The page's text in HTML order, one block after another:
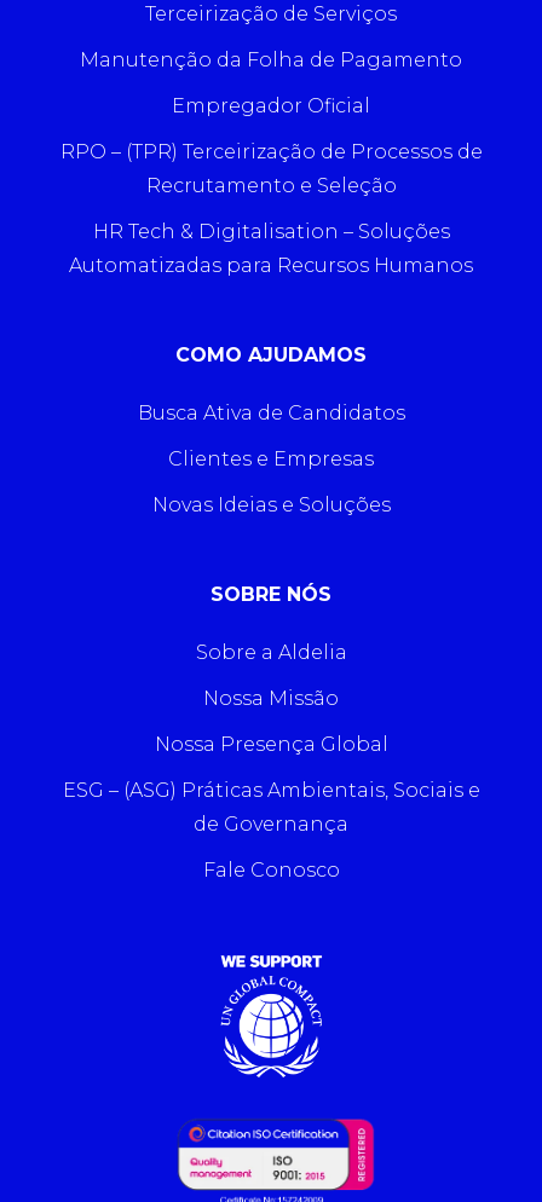
Terceirização de Serviços
Manutenção da Folha de Pagamento
Empregador Oficial
RPO – (TPR) Terceirização de Processos de
Recrutamento e Seleção
HR Tech & Digitalisation – Soluções
Automatizadas para Recursos Humanos
COMO AJUDAMOS
Busca Ativa de Candidatos
Clientes e Empresas
Novas Ideias e Soluções
SOBRE NÓS
Sobre a Aldelia
Nossa Missão
Nossa Presença Global
ESG – (ASG) Práticas Ambientais, Sociais e
de Governança
Fale Conosco